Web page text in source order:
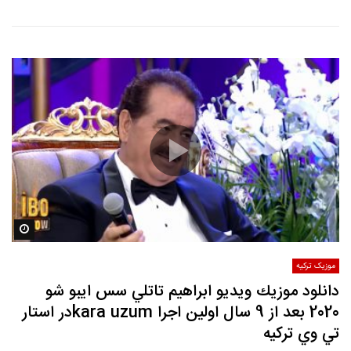
موزیک ترکیه
دانلود موزيك ويديو ابراهيم تاتلي سس ايبو شو
2020 بعد از 9 سال اولين اجرا kara uzumدر استار
تي وي تركيه